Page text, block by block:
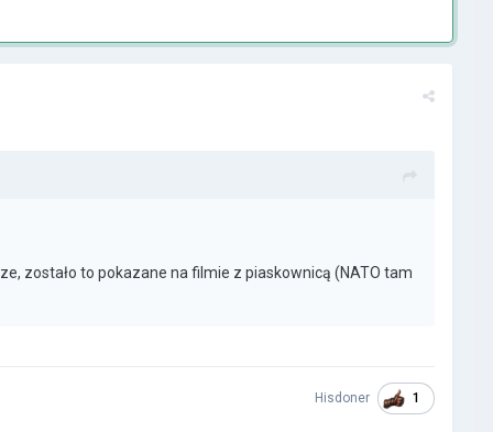
zostało to pokazane na filmie z piaskownicą (NATO tam
Hisdoner 1